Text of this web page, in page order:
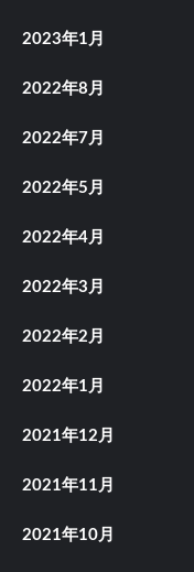
2023年1月
2022年8月
2022年7月
2022年5月
2022年4月
2022年3月
2022年2月
2022年1月
2021年12月
2021年11月
2021年10月